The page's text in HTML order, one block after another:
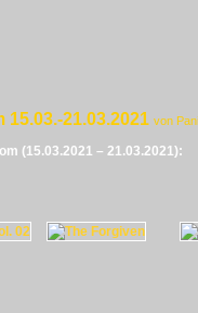
15.03.-21.03.2021 von
(15.03.2021 – 21.03.2021):